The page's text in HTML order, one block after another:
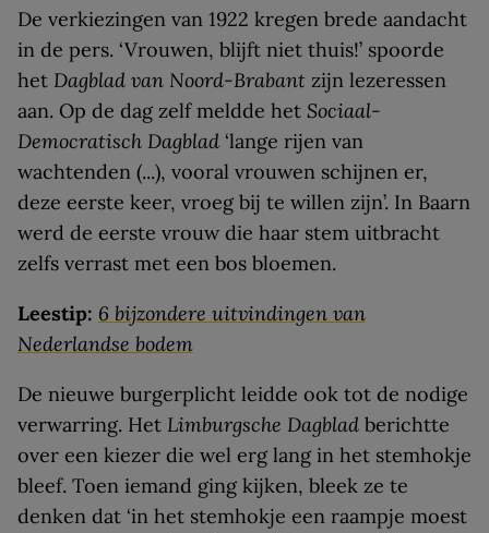
De verkiezingen van 1922 kregen brede aandacht
in de pers. ‘Vrouwen, blijft niet thuis!’ spoorde
het Dagblad van Noord-Brabant zijn lezeressen
aan. Op de dag zelf meldde het Sociaal-
Democratisch Dagblad ‘lange rijen van
wachtenden (...), vooral vrouwen schijnen er,
deze eerste keer, vroeg bij te willen zijn’. In Baarn
werd de eerste vrouw die haar stem uitbracht
zelfs verrast met een bos bloemen.
Leestip: 6 bijzondere uitvindingen van
Nederlandse bodem
De nieuwe burgerplicht leidde ook tot de nodige
verwarring. Het Limburgsche Dagblad berichtte
over een kiezer die wel erg lang in het stemhokje
bleef. Toen iemand ging kijken, bleek ze te
denken dat ‘in het stemhokje een raampje moest